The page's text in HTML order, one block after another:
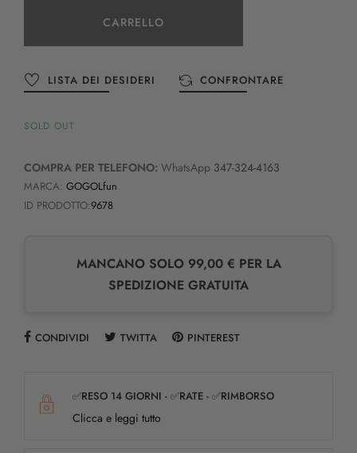
CARRELLO
LISTA DEI DESIDERI CONFRONTARE
SOLD OUT
COMPRA PER TELEFONO: WhatsApp 347-324-4163
MARCA: GOGOLfun
ID PRODOTTO:9678
MANCANO SOLO 99,00 € PER LA
SPEDIZIONE GRATUITA
CONDIVIDI TWITTA PINTEREST
✅RESO 14 GIORNI - ✅RATE - ✅RIMBORSO
Clicca e leggi tutto